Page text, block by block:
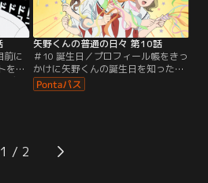
お疲れ様＆祝ホームラン会」をやる
ことに。行き先は夏祭り。
前に
をす
ー
イ
つい
を迎
矢野くんの普通の日々 第10話
＃10 誕生日／プロフィール帳をきっ
かけに矢野くんの誕生日を知った清
子たちは、お祝いを計画する。誕生
日当日の朝、みんなからの思いがけ
たちは、今日という日を矢野くんに
とって一生忘れられない最高のバー
1